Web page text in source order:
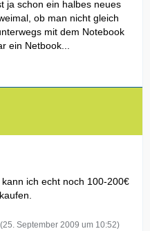
ja schon ein halbes neues
ob man nicht gleich
mit dem Notebook
ein Netbook...
ich echt noch 100-200€
(25. September 2009 um 10:52)